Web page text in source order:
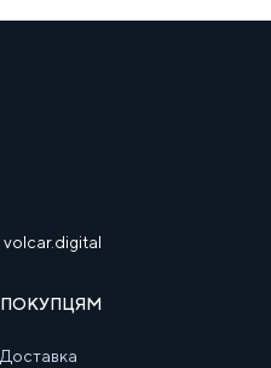
volcar.digital
ПОКУПЦЯМ
Доставка